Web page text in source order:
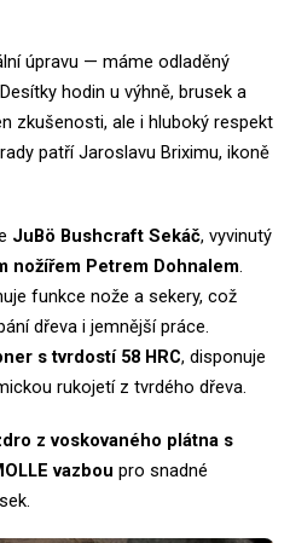
úpravu — máme odladěný
hodin u výhně, brusek a
zkušenosti, ale i hluboký respekt
patří Jaroslavu Briximu, ikoně
JuBö Bushcraft Sekáč, vyvinutý
nožířem Petrem Dohnalem.
funkce nože a sekery, což
dřeva i jemnější práce.
s tvrdostí 58 HRC, disponuje
rukojetí z tvrdého dřeva.
z voskovaného plátna s
vazbou pro snadné